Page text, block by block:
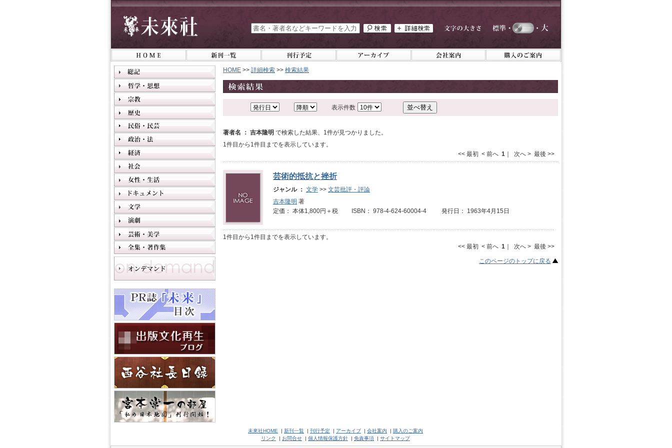
HOME >> 詳細検索 >> 検索結果
表示件数
著者名 ： 吉本隆明 で検索した結果、1件が見つかりました。
1件目から1件目までを表示しています。
<< 最初 < 前へ 1 ｜ 次へ > 最後 >>
芸術的抵抗と挫折
ジャンル ： 文学 >> 文芸批評・評論
吉本隆明 著
定価： 本体1,800円＋税 ISBN： 978-4-624-60004-4 発行日： 1963年4月15日
1件目から1件目までを表示しています。
<< 最初 < 前へ 1 ｜ 次へ > 最後 >>
このページのトップに戻る
未來社HOME | 新刊一覧 | 刊行予定 | アーカイブ | 会社案内 | 購入のご案内
リンク
| お問合せ | 個人情報保護方針 | 免責事項 | サイトマップ